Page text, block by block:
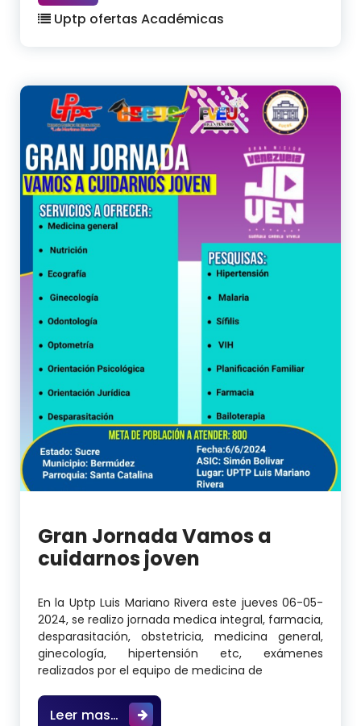
Uptp ofertas Académicas
Gran Jornada Vamos a
cuidarnos joven
En la Uptp Luis Mariano Rivera este jueves 06-05-
2024, se realizo jornada medica integral, farmacia,
desparasitación, obstetricia, medicina general,
ginecología, hipertensión etc, exámenes
realizados por el equipo de medicina de
Leer mas… Gran Jornada Vamos a cuidarnos